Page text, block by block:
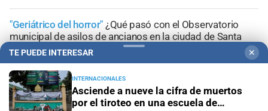
"Geriátrico del horror" ¿Qué pasó con el Observatorio
municipal de asilos de ancianos en la ciudad de Santa
Fe?
Ante el fenómeno de El Niño
Santa Fe del agua: dónde están los 54 puntos de
bombeo
TE PUEDE INTERESAR ✕
INTERNACIONALES
Asciende a nueve la cifra de muertos
por el tiroteo en una escuela de